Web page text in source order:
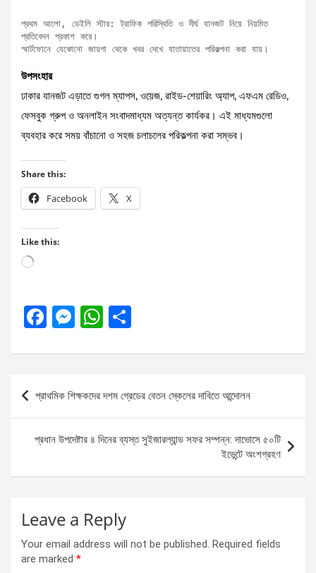
প্রথম আলো, ডেইলি স্টার: ট্রাফিক পরিস্থিতি ও দীর্ঘ যানজট নিয়ে নিয়মিত
প্রতিবেদন প্রকাশ করে।
স্মার্টফোনে যেকোনো জায়গা থেকে খবর দেখে যাতায়াতের পরিকল্পনা করা যায়।
উপসংহার
ঢাকার যানজট এড়াতে গুগল ম্যাপস, ওয়েজ, রাইড-শেয়ারিং অ্যাপ, এফএম রেডিও,
ফেসবুক গ্রুপ ও অনলাইন সংবাদমাধ্যম অত্যন্ত কার্যকর। এই মাধ্যমগুলো
ব্যবহার করে সময় বাঁচানো ও সহজ চলাচলের পরিকল্পনা করা সম্ভব।
Share this:
Facebook X
Like this:
Loading…
F
ce
b
o
o
M
se
g
er
W
at
A
p
ar
Post
navigation
প্রাথমিক শিক্ষকদের দশম গ্রেডের বেতন স্কেলের দাবিতে আন্দোলন
প্রধান উপদেষ্টার ৪ দিনের ব্যস্ত সুইজারল্যান্ড সফর সম্পন্ন: দাভোসে ৫০টি
ইভেন্টে অংশগ্রহণ
Leave a Reply
Your email address will not be published. Required fields
are marked *